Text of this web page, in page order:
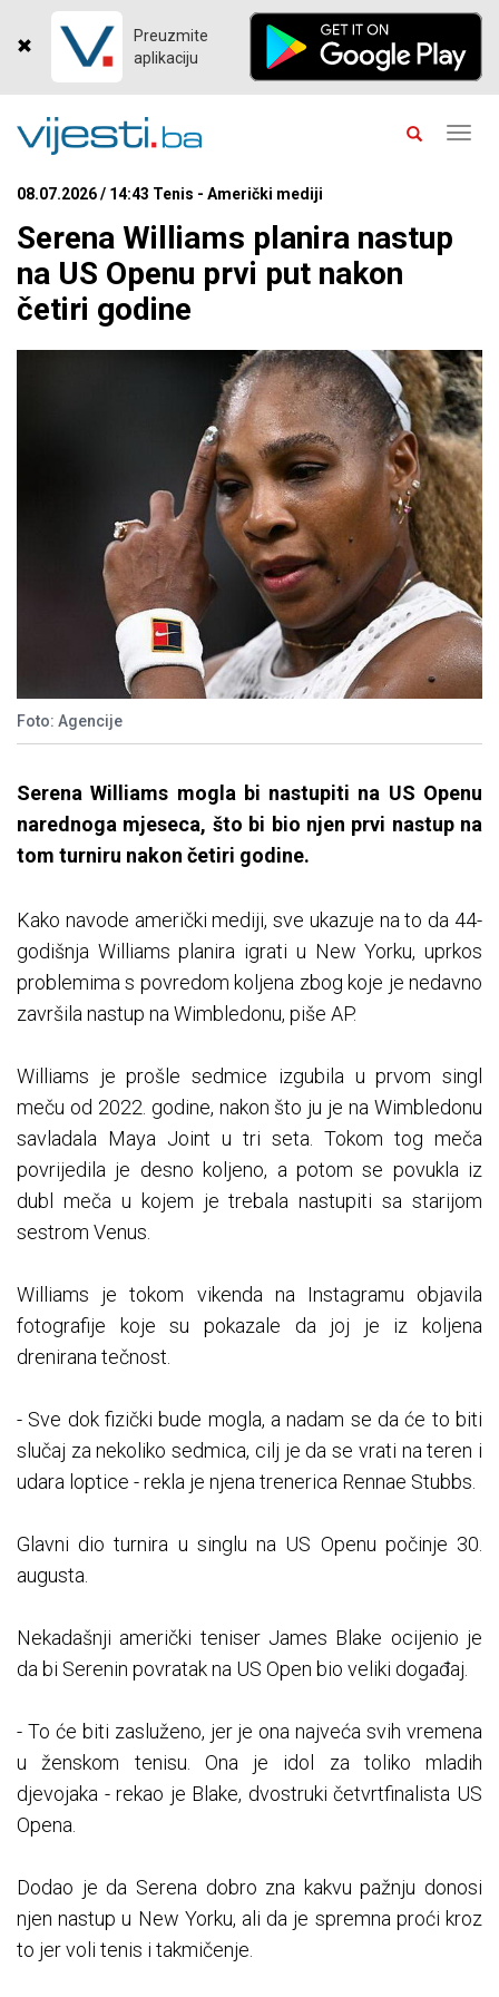
Preuzmite
aplikaciju
08.07.2026 / 14:43 Tenis - Američki mediji
Serena Williams planira nastup
na US Openu prvi put nakon
četiri godine
Foto: Agencije
Serena Williams mogla bi nastupiti na US Openu
narednoga mjeseca, što bi bio njen prvi nastup na
tom turniru nakon četiri godine.
Kako navode američki mediji, sve ukazuje na to da 44-
godišnja Williams planira igrati u New Yorku, uprkos
problemima s povredom koljena zbog koje je nedavno
završila nastup na Wimbledonu, piše AP.
Williams je prošle sedmice izgubila u prvom singl
meču od 2022. godine, nakon što ju je na Wimbledonu
savladala Maya Joint u tri seta. Tokom tog meča
povrijedila je desno koljeno, a potom se povukla iz
dubl meča u kojem je trebala nastupiti sa starijom
sestrom Venus.
Williams je tokom vikenda na Instagramu objavila
fotografije koje su pokazale da joj je iz koljena
drenirana tečnost.
- Sve dok fizički bude mogla, a nadam se da će to biti
slučaj za nekoliko sedmica, cilj je da se vrati na teren i
udara loptice - rekla je njena trenerica Rennae Stubbs.
Glavni dio turnira u singlu na US Openu počinje 30.
augusta.
Nekadašnji američki teniser James Blake ocijenio je
da bi Serenin povratak na US Open bio veliki događaj.
- To će biti zasluženo, jer je ona najveća svih vremena
u ženskom tenisu. Ona je idol za toliko mladih
djevojaka - rekao je Blake, dvostruki četvrtfinalista US
Opena.
Dodao je da Serena dobro zna kakvu pažnju donosi
njen nastup u New Yorku, ali da je spremna proći kroz
to jer voli tenis i takmičenje.